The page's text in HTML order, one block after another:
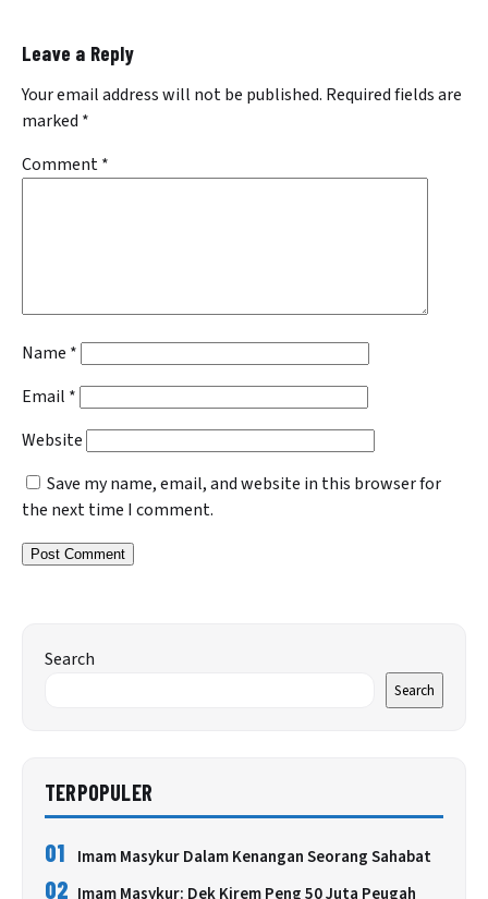
Leave a Reply
Your email address will not be published. Required fields are
marked *
Comment*
Name *
Email *
Website
Save my name, email, and website in this browser for
the next time I comment.
Search
Search
TERPOPULER
01 Imam Masykur Dalam Kenangan Seorang Sahabat
02 Imam Masykur: Dek Kirem Peng 50 Juta Peugah